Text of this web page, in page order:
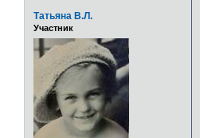
Татьяна В.Л.
Участник